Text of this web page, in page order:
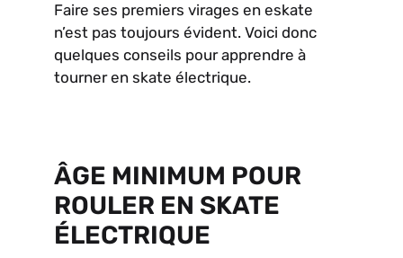
Faire ses premiers virages en eskate
n’est pas toujours évident. Voici donc
quelques conseils pour apprendre à
tourner en skate électrique.
ÂGE MINIMUM POUR
ROULER EN SKATE
ÉLECTRIQUE